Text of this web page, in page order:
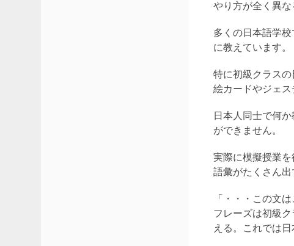
やり方が全く異な
多くの日本語学
に教えています。
特に初級クラスの
絵カードやジェス
日本人同士で何
ができません。
実際に模擬授業
語彙がたくさん出
「・・・この文
フレーズは初級
える。これでは